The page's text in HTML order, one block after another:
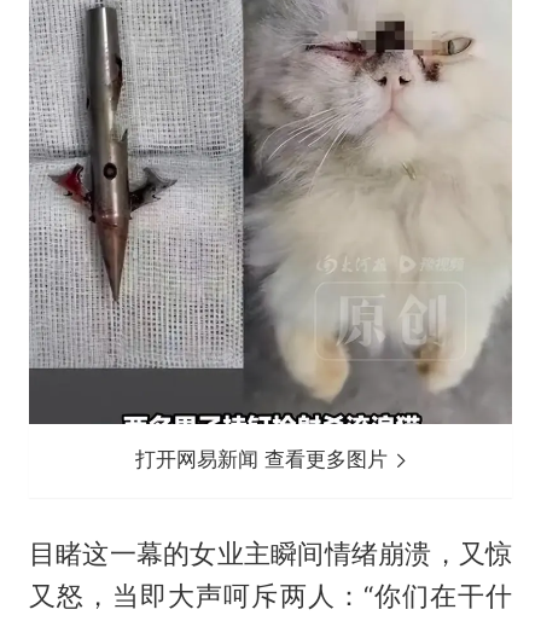
打开网易新闻 查看更多图片
目睹这一幕的女业主瞬间情绪崩溃，又惊
又怒，当即大声呵斥两人：“你们在干什